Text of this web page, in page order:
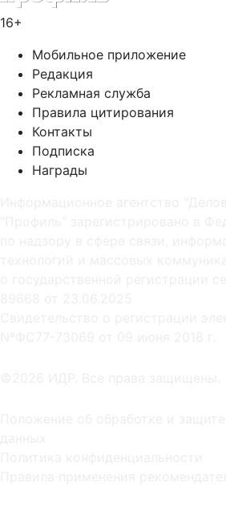
16+
Мобильное приложение
Редакция
Рекламная служба
Правила цитирования
Контакты
Подписка
Награды